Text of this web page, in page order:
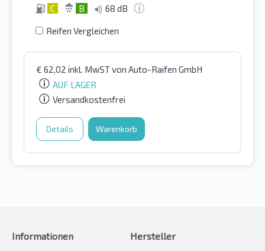
C B 68 dB
Reifen Vergleichen
€ 62,02 inkl. MwSTvon Auto-Raifen GmbH
AUF LAGER
Versandkostenfrei
Details Warenkorb
Informationen
Hersteller